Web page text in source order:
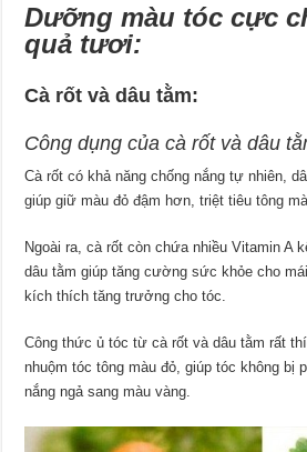
Dưỡng màu tóc cực
quả tươi:
Cà rốt và dâu tằm:
Công dụng của cà rốt và dâu
Cà rốt có khả năng chống nắng tự nhiên,
giúp giữ màu đỏ đậm hơn, triệt tiêu tông
Ngoài ra, cà rốt còn chứa nhiều Vitamin A
dâu tằm giúp tăng cường sức khỏe cho
kích thích tăng trưởng cho tóc.
Công thức ủ tóc từ cà rốt và dâu tằm rất
nhuộm tóc tông màu đỏ, giúp tóc không bị
nắng ngả sang màu vàng.